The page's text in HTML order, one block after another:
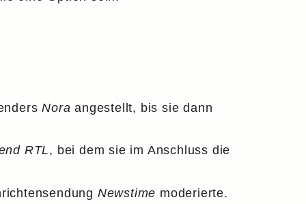
Nora angestellt, bis sie dann
RTL, bei dem sie im Anschluss die
Newstime moderierte.